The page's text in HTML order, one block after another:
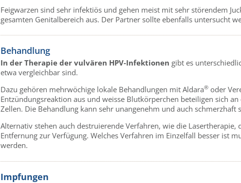
Feigwarzen sind sehr infektiös und gehen meist mit sehr störendem
gesamten Genitalbereich aus. Der Partner sollte ebenfalls untersucht
Behandlung
In der Therapie der vulvären HPV-Infektionen gibt es
etwa vergleichbar sind.
Dazu gehören mehrwöchige lokale Behandlungen mit Aldara® oder
Entzündungsreaktion aus und weisse Blutkörperchen beteiligen sich
Zellen. Die Behandlung kann sehr unangenehm und auch schmerzhaft
Alternativ stehen auch destruierende Verfahren, wie die
Entfernung zur Verfügung. Welches Verfahren im Einzelfall besser ist
werden.
Impfungen